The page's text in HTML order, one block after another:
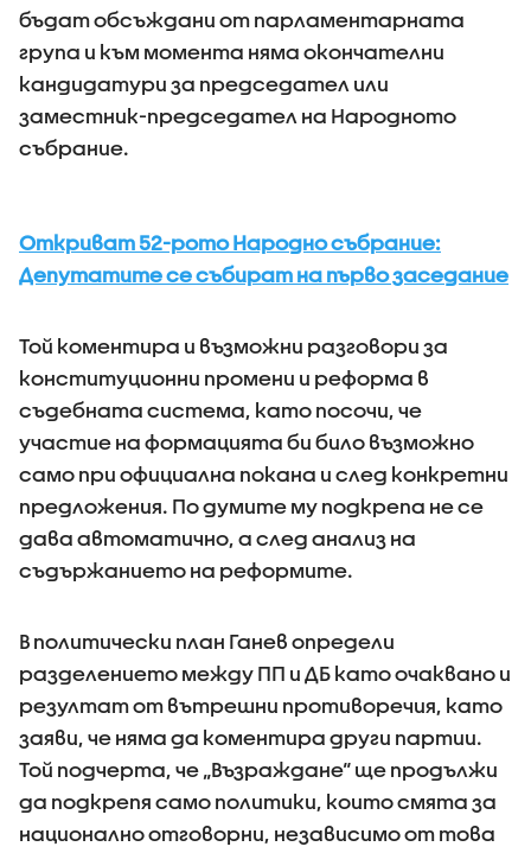
бъдат обсъждани от парламентарната
група и към момента няма окончателни
кандидатури за председател или
заместник-председател на Народното
събрание.
Откриват 52-рото Народно събрание:
Депутатите се събират на първо заседание
Той коментира и възможни разговори за
конституционни промени и реформа в
съдебната система, като посочи, че
участие на формацията би било възможно
само при официална покана и след конкретни
предложения. По думите му подкрепа не се
дава автоматично, а след анализ на
съдържанието на реформите.
В политически план Ганев определи
разделението между ПП и ДБ като очаквано и
резултат от вътрешни противоречия, като
заяви, че няма да коментира други партии.
Той подчерта, че „Възраждане“ ще продължи
да подкрепя само политики, които смята за
национално отговорни, независимо от това